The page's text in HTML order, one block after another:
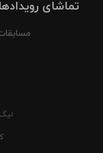
تماشای